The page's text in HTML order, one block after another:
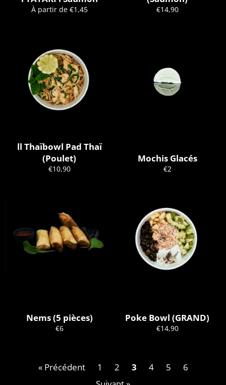
À partir de €1,45
Prix
€14,90
ll Thaïbowl Pad Thaï
(Poulet)
Prix
€10,90
Mochis Glacés
Prix
€2
Nems (5 pièces)
Prix
€6
Poke Bowl (GRAND)
Prix
€14,90
« Précédent 1 2 3 4 5
6